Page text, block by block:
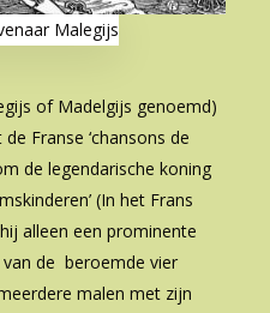
Malegijs
of Madelgijs genoemd)
Franse ‘chansons de
de legendarische koning
(In het Frans
alleen een prominente
de beroemde vier
malen met zijn